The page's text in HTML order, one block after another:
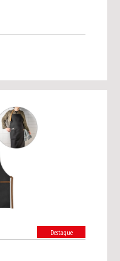
Destaque